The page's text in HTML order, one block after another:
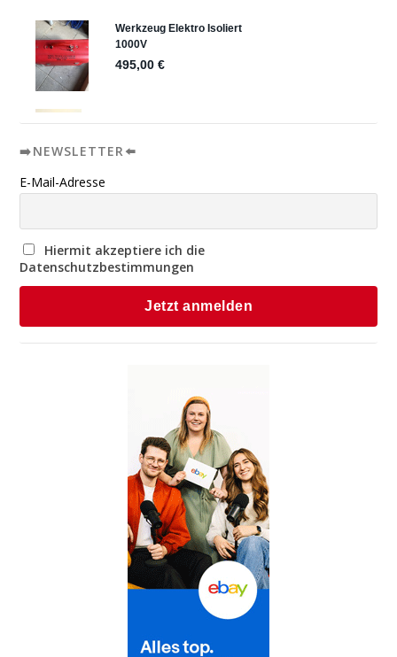
➡️NEWSLETTER⬅️
E-Mail-Adresse
Hiermit akzeptiere ich die
Datenschutzbestimmungen